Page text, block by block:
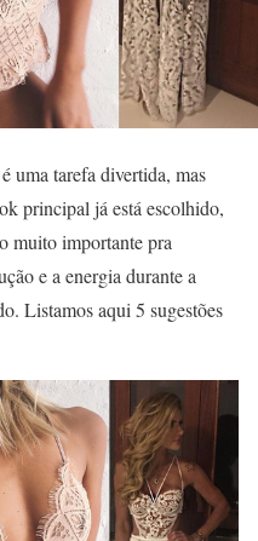
uma tarefa divertida, mas
principal já está escolhido,
muito importante pra
e a energia durante a
Listamos aqui 5 sugestões